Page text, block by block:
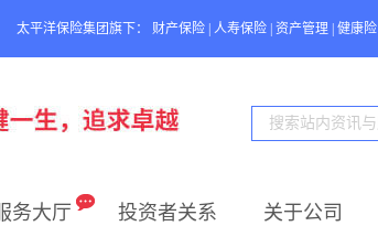
太平洋保险集团旗下： 财产保险 人寿保险 资产管理 健康险
务大厅 投资者关系 关于公司